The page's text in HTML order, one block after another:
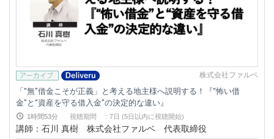
株式会社ファルベ
「“無”借金こそが正義」と考える地主様へ説明する！『“怖い借
金”と“資産を守る借入金”の決定的な違い』
1時間53分 視聴期間 : 7日 (5日以内に視聴開始)
講師：石川 真樹 株式会社ファルベ 代表取締役